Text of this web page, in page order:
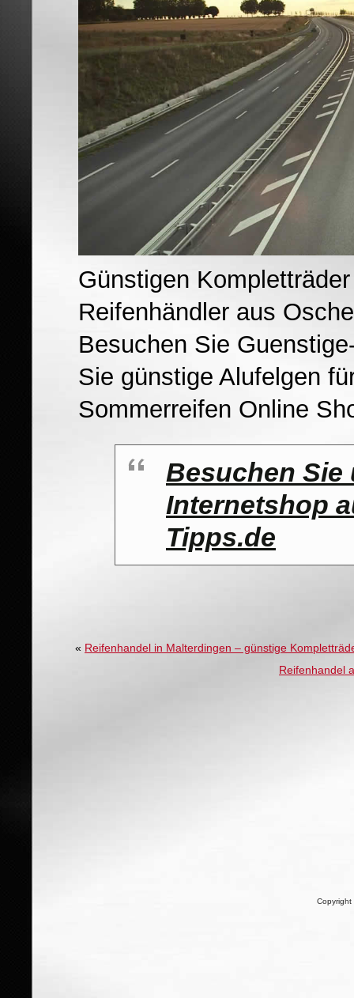
Günstigen
Reifenhändler aus
Besuchen Sie
Sie günstige Alufelgen
Sommerreifen Online
Besuchen Sie
Internetshop
Tipps.de
« Reifenhandel in Malterdingen – günstige
Reifenhandel
Copyright